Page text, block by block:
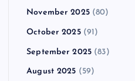
November 2025(80)
October 2025(91)
September 2025 (83)
August 2025 (59)